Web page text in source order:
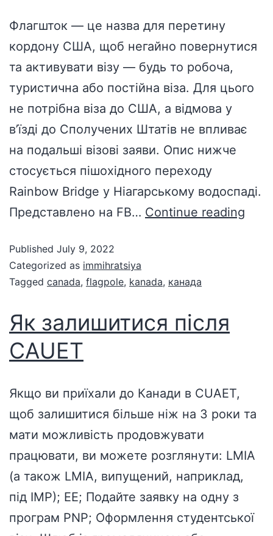
Флагшток — це назва для перетину
кордону США, щоб негайно повернутися
та активувати візу — будь то робоча,
туристична або постійна віза. Для цього
не потрібна віза до США, а відмова у
в’їзді до Сполучених Штатів не впливає
на подальші візові заяви. Опис нижче
стосується пішохідного переходу
Rainbow Bridge у Ніагарському водоспаді.
Представлено на FB… Continue reading
Published July 9, 2022
Categorized as immihratsiya
Tagged canada, flagpole, kanada, канада
Як залишитися після
CAUET
Якщо ви приїхали до Канади в CUAET,
щоб залишитися більше ніж на 3 роки та
мати можливість продовжувати
працювати, ви можете розглянути: LMIA
(а також LMIA, випущений, наприклад,
під IMP); EE; Подайте заявку на одну з
програм PNP; Оформлення студентської